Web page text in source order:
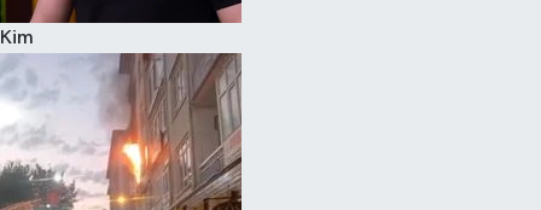
Kim
Kadın
Kim kimdir?
Kültür Sanat
Sağlık